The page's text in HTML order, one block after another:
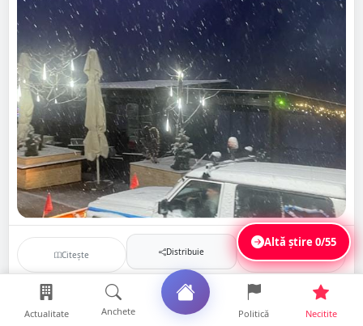
Citește Distribuie
Altă știre0/55
Actualitate Anchete Politică Necitite